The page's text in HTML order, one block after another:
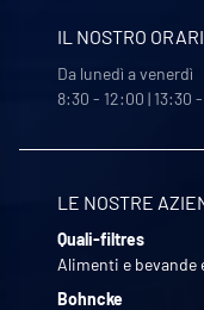
IL NOSTRO
Da lunedì a venerdì
8:30 - 12:00 | 13:30
LE NOSTRE
Quali-filtres
Alimenti e
Bohncke